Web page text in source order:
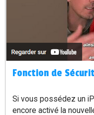
Fonction de
Si vous possédez un
encore activé la